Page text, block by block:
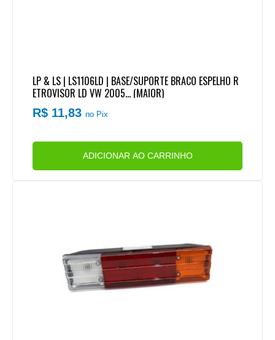
LP & LS | LS1106LD | BASE/SUPORTE BRACO ESPELHO R
ETROVISOR LD VW 2005... (MAIOR)
R$ 11,83no Pix
ADICIONAR AO CARRINHO